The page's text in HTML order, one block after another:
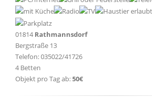
01814 Rathmannsdorf
Bergstraße 13
Telefon: 035022/41726
4 Betten
Objekt pro Tag ab:50€